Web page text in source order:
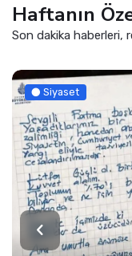
Haftanın
Son dakika haberleri,
Güncel